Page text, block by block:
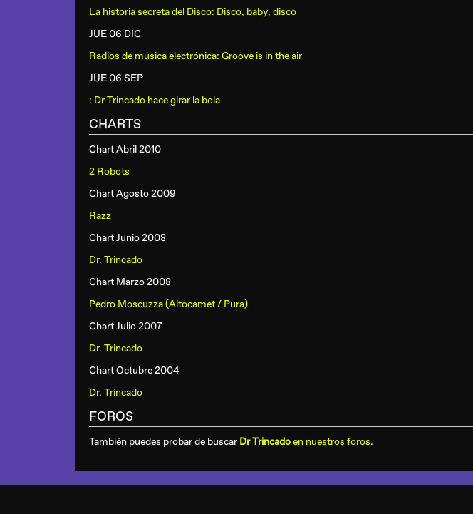
La historia secreta del Disco: Disco, baby, disco
JUE 06 DIC
Radios de música electrónica: Groove is in the air
JUE 06 SEP
: Dr Trincado hace girar la bola
CHARTS
Chart Abril 2010
2 Robots
Chart Agosto 2009
Razz
Chart Junio 2008
Dr. Trincado
Chart Marzo 2008
Pedro Moscuzza (Altocamet / Pura)
Chart Julio 2007
Dr. Trincado
Chart Octubre 2004
Dr. Trincado
FOROS
También puedes probar de buscar Dr Trincadoen nuestros foros.